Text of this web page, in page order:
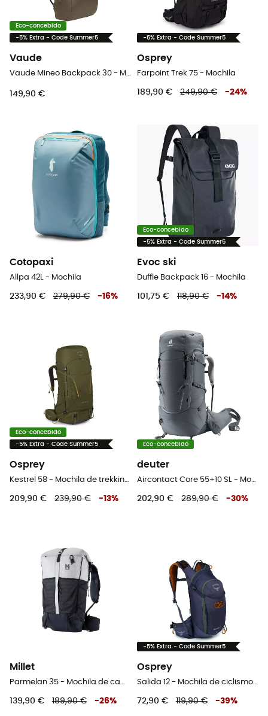
Eco-concebido
-5% Extra - Code Summer5
Vaude
Vaude Mineo Backpack 30 - Mochila
149,90 €
-5% Extra - Code Summer5
Osprey
Farpoint Trek 75 - Mochila
189,90 € 249,90 € -24%
Cotopaxi
Allpa 42L - Mochila
233,90 € 279,90 € -16%
Eco-concebido
-5% Extra - Code Summer5
Evoc ski
Duffle Backpack 16 - Mochila
101,75 € 118,90 € -14%
Eco-concebido
-5% Extra - Code Summer5
Osprey
Kestrel 58 - Mochila de trekking homem
209,90 € 239,90 € -13%
Eco-concebido
deuter
Aircontact Core 55+10 SL - Mochila de trekking mulher
202,90 € 289,90 € -30%
Millet
139,90 € 189,90 € -26%
-5% Extra - Code Summer5
Osprey
72,90 € 119,90 € -39%